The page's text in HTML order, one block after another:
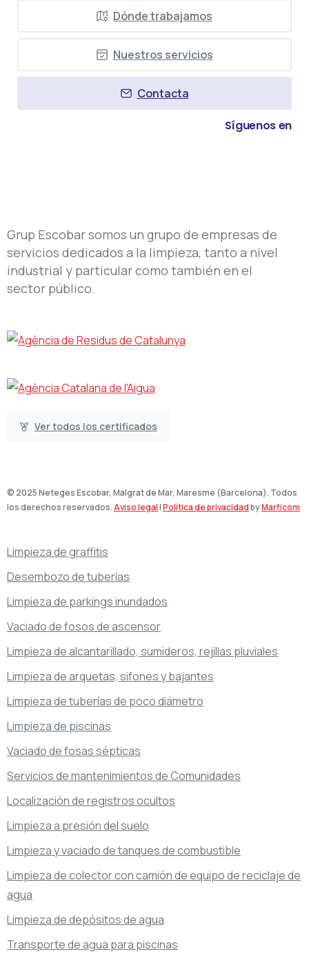
Dónde trabajamos
Nuestros servicios
Contacta
Síguenos en
Grup Escobar somos un grupo de empresas de
servicios dedicados a la limpieza, tanto a nivel
industrial y particular como también en el
sector público.
Ver todos los certificados
© 2025 Neteges Escobar, Malgrat de Mar, Maresme (Barcelona). Todos
los derechos reservados.Aviso legal|Política de privacidadbyMarficom
Limpieza de graffitis
Desembozo de tuberías
Limpieza de parkings inundados
Vaciado de fosos de ascensor
Limpieza de alcantarillado, sumideros, rejillas pluviales
Limpieza de arquetas, sifones y bajantes
Limpieza de tuberías de poco diámetro
Limpieza de piscinas
Vaciado de fosas sépticas
Servicios de mantenimientos de Comunidades
Localización de registros ocultos
Limpieza a presión del suelo
Limpieza y vaciado de tanques de combustible
Limpieza de colector con camión de equipo de reciclaje de
agua
Limpieza de depósitos de agua
Transporte de agua para piscinas